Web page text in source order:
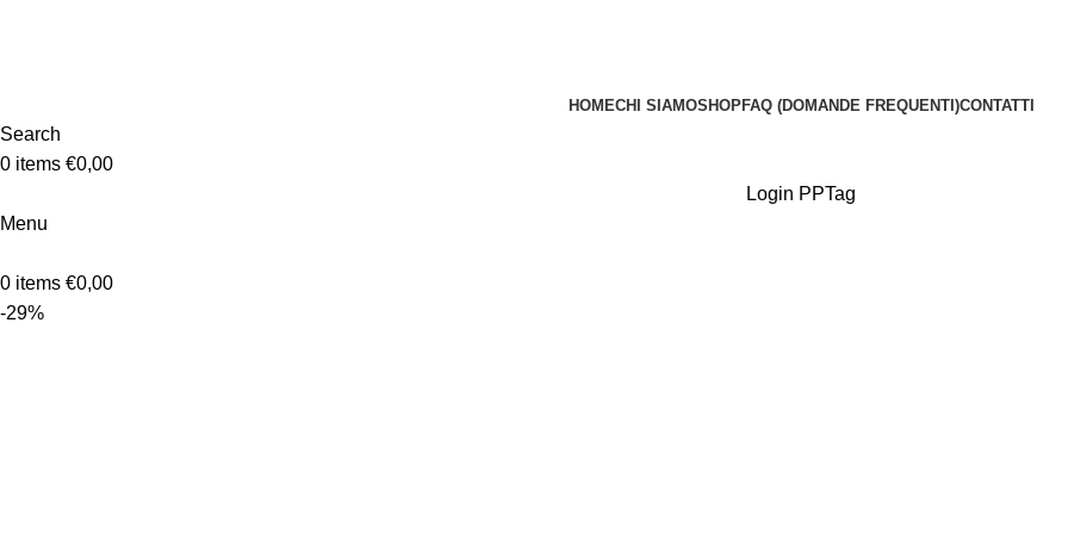
HOMECHI SIAMOSHOPFAQ (DOMANDE FREQUENTI)CONTATTI
Search
0 items €0,00
Login PPTag
Menu
0 items €0,00
-29%